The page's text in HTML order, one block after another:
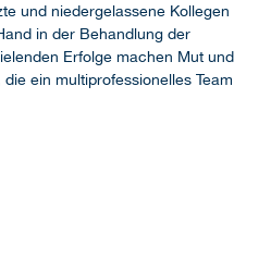
und niedergelassene Kollegen
in der Behandlung der
Erfolge machen Mut und
ein multiprofessionelles Team